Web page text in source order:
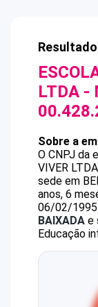
LTDA -
Sobre a
O CNPJ da
VIVER
sede em
anos, 6
06/02/1995.
BAIXADA e
Educação